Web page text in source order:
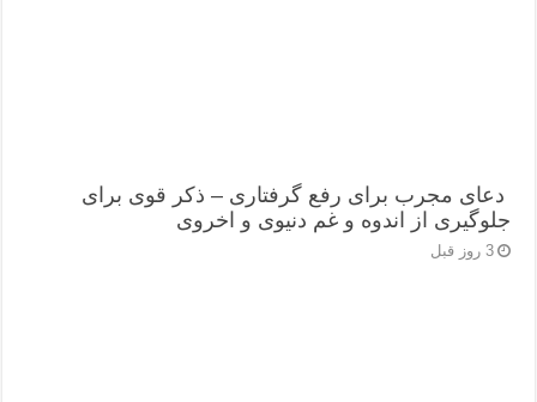
دعای مجرب برای رفع گرفتاری – ذکر قوی برای
جلوگیری از اندوه و غم دنیوی و اخروی
3 روز قبل